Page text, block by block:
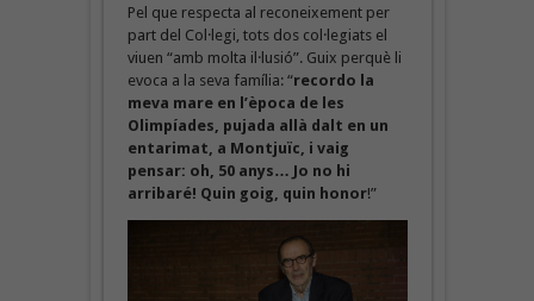
Pel que respecta al reconeixement per
part del Col·legi, tots dos col·legiats el
viuen “amb molta il·lusió”. Guix perquè li
evoca a la seva família: “recordo la
meva mare en l’època de les
Olimpíades, pujada allà dalt en un
entarimat, a Montjuïc, i vaig
pensar: oh, 50 anys… Jo no hi
arribaré! Quin goig, quin honor!”